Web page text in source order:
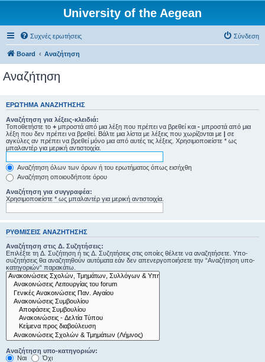
University of the Aegean
Συχνές ερωτήσεις Σύνδεση
Board Αναζήτηση
Αναζήτηση
ΕΡΏΤΗΜΑ ΑΝΑΖΉΤΗΣΗΣ
Αναζήτηση για λέξεις-κλειδιά:
Τοποθετήστε το + μπροστά από μια λέξη που πρέπει να βρεθεί και - μπροστά από μια
λέξη που δεν πρέπει να βρεθεί. Βάλτε μια λίστα με λέξεις που χωρίζονται με | σε
αγκύλες αν πρέπει να βρεθεί μόνο μια από αυτές τις λέξεις. Χρησιμοποιείστε * ως
μπαλαντέρ για μερική αντιστοιχία.
Αναζήτηση όλων των όρων ή του ερωτήματος όπως εισήχθη
Αναζήτηση οποιουδήποτε όρου
Αναζήτηση για συγγραφέα:
Χρησιμοποιείστε * ως μπαλαντέρ για μερική αντιστοιχία.
ΡΥΘΜΊΣΕΙΣ ΑΝΑΖΉΤΗΣΗΣ
Αναζήτηση στις Δ. Συζητήσεις:
Επιλέξτε τη Δ. Συζήτηση ή τις Δ. Συζητήσεις στις οποίες θέλετε να αναζητήσετε. Υπο-
συζητήσεις θα αναζητηθούν αυτόματα εάν δεν απενεργοποιήσετε την “Αναζήτηση υπο-
κατηγοριών“ παρακάτω.
Αναζήτηση υπο-κατηγοριών:
Ναι
Όχι